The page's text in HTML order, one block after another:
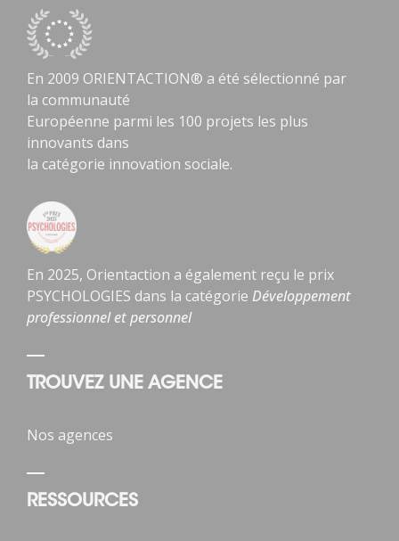
En 2009 ORIENTACTION® a été sélectionné par
la communauté
Européenne parmi les 100 projets les plus
innovants dans
la catégorie innovation sociale.
En 2025, Orientaction a également reçu le prix
PSYCHOLOGIES dans la catégorie Développement
professionnel et personnel
TROUVEZ UNE AGENCE
Nos agences
RESSOURCES